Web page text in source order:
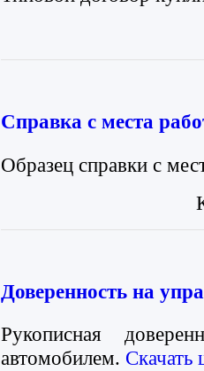
Справка с места
Образец справки с
Доверенность на
Рукописная
автомобилем.